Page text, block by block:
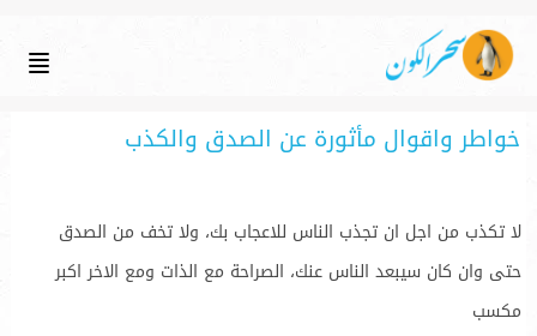
خواطر واقوال مأثورة عن الصدق والكذب
لا تكذب من اجل ان تجذب الناس للاعجاب بك، ولا تخف من الصدق
حتى وان كان سيبعد الناس عنك، الصراحة مع الذات ومع الاخر اكبر
مكسب